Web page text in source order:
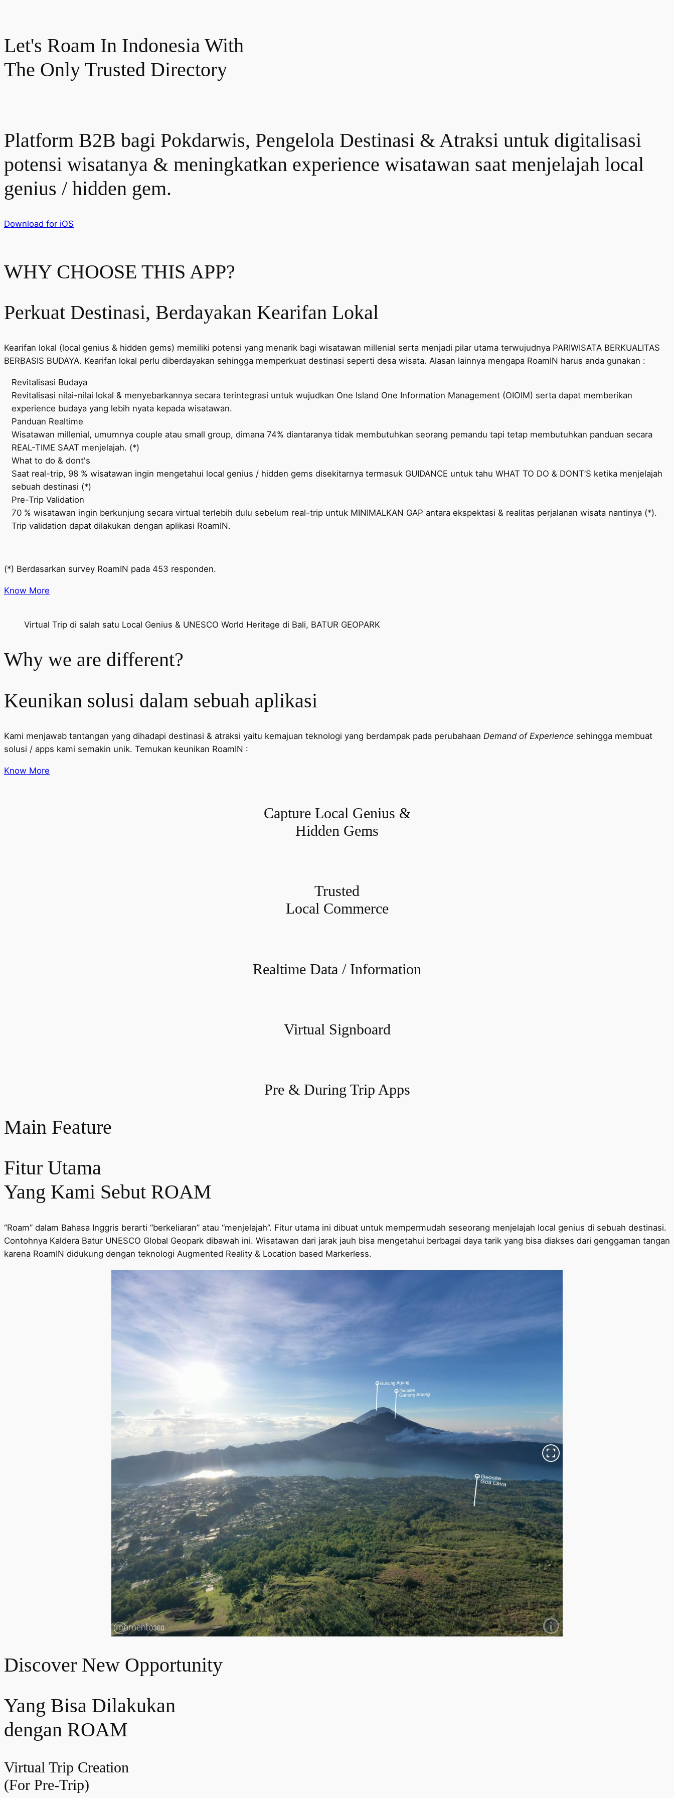
Let's Roam In Indonesia With
The Only Trusted Directory
Platform B2B bagi Pokdarwis, Pengelola Destinasi & Atraksi untuk digitalisasi
potensi wisatanya & meningkatkan experience wisatawan saat menjelajah local
genius / hidden gem.
Download for iOS
WHY CHOOSE THIS APP?
Perkuat Destinasi, Berdayakan Kearifan Lokal
Kearifan lokal (local genius & hidden gems) memiliki potensi yang menarik bagi wisatawan millenial serta menjadi pilar utama terwujudnya PARIWISATA BERKUALITAS
BERBASIS BUDAYA. Kearifan lokal perlu diberdayakan sehingga memperkuat destinasi seperti desa wisata. Alasan lainnya mengapa RoamIN harus anda gunakan :
Revitalisasi Budaya
Revitalisasi nilai-nilai lokal & menyebarkannya secara terintegrasi untuk wujudkan One Island One Information Management (OIOIM) serta dapat memberikan
experience budaya yang lebih nyata kepada wisatawan.
Panduan Realtime
Wisatawan millenial, umumnya couple atau small group, dimana 74% diantaranya tidak membutuhkan seorang pemandu tapi tetap membutuhkan panduan secara
REAL-TIME SAAT menjelajah. (*)
What to do & dont's
Saat real-trip, 98 % wisatawan ingin mengetahui local genius / hidden gems disekitarnya termasuk GUIDANCE untuk tahu WHAT TO DO & DONT’S ketika menjelajah
sebuah destinasi (*)
Pre-Trip Validation
70 % wisatawan ingin berkunjung secara virtual terlebih dulu sebelum real-trip untuk MINIMALKAN GAP antara ekspektasi & realitas perjalanan wisata nantinya (*).
Trip validation dapat dilakukan dengan aplikasi RoamIN.
(*) Berdasarkan survey RoamIN pada 453 responden.
Know More
Virtual Trip di salah satu Local Genius & UNESCO World Heritage di Bali, BATUR GEOPARK
Why we are different?
Keunikan solusi dalam sebuah aplikasi
Kami menjawab tantangan yang dihadapi destinasi & atraksi yaitu kemajuan teknologi yang berdampak pada perubahaan Demand of Experience sehingga membuat
solusi / apps kami semakin unik. Temukan keunikan RoamIN :
Know More
Capture Local Genius &
Hidden Gems
Trusted
Local Commerce
Realtime Data / Information
Virtual Signboard
Pre & During Trip Apps
Main Feature
Fitur Utama
Yang Kami Sebut ROAM
“Roam” dalam Bahasa Inggris berarti “berkeliaran” atau “menjelajah”. Fitur utama ini dibuat untuk mempermudah seseorang menjelajah local genius di sebuah destinasi.
Contohnya Kaldera Batur UNESCO Global Geopark dibawah ini. Wisatawan dari jarak jauh bisa mengetahui berbagai daya tarik yang bisa diakses dari genggaman tangan
karena RoamIN didukung dengan teknologi Augmented Reality & Location based Markerless.
Discover New Opportunity
Yang Bisa Dilakukan
dengan ROAM
Virtual Trip Creation
(For Pre-Trip)